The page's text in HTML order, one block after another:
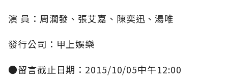
演 員：周潤發、張艾嘉、陳奕迅、湯唯
發行公司：甲上娛樂
●留言截止日期：2015/10/05中午12:00